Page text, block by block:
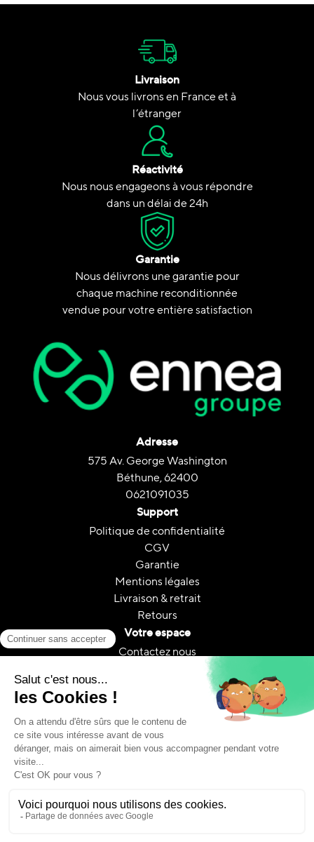
Livraison
Nous vous livrons en France et à
l’étranger
Réactivité
Nous nous engageons à vous répondre
dans un délai de 24h
Garantie
Nous délivrons une garantie pour
chaque machine reconditionnée
vendue pour votre entière satisfaction
Adresse
575 Av. George Washington
Béthune, 62400
0621091035
Support
Politique de confidentialité
CGV
Garantie
Mentions légales
Livraison & retrait
Retours
Votre espace
Contactez nous
A propos
Le reconditionnement
Reconditionnement & CO₂